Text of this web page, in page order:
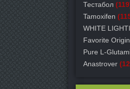
Тестабол
Tamoxifen
WHITE
Favorite
Pure L-
Anastrover